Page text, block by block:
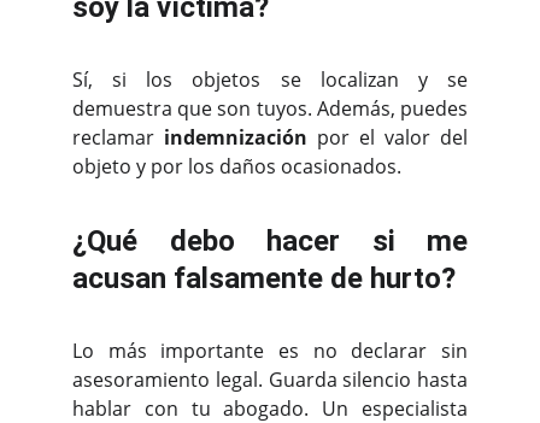
soy la víctima?
Sí, si los objetos se localizan y se
demuestra que son tuyos. Además, puedes
reclamar indemnización por el valor del
objeto y por los daños ocasionados.
¿Qué debo hacer si me
acusan falsamente de hurto?
Lo más importante es no declarar sin
asesoramiento legal. Guarda silencio hasta
hablar con tu abogado. Un especialista